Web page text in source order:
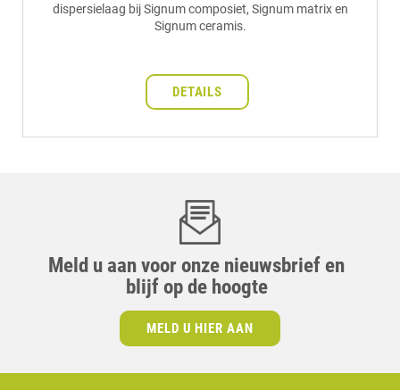
dispersielaag bij Signum composiet, Signum matrix en
Signum ceramis.
DETAILS
Meld u aan voor onze nieuwsbrief en
blijf op de hoogte
MELD U HIER AAN